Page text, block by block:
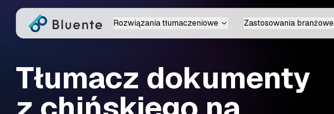
Rozwiązania tłumaczeniowe Zastosowania branżowe
Tłumacz dokumenty